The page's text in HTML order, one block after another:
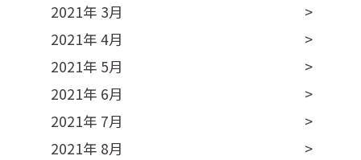
2021年 3月
2021年 4月
2021年 5月
2021年 6月
2021年 7月
2021年 8月